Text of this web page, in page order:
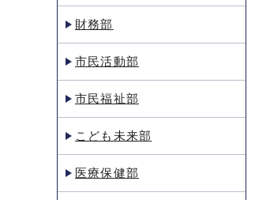
財務部
市民活動部
市民福祉部
こども未来部
医療保健部